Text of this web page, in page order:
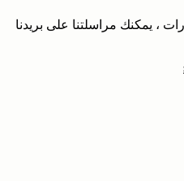
، يمكنك مراسلتنا على بريدنا